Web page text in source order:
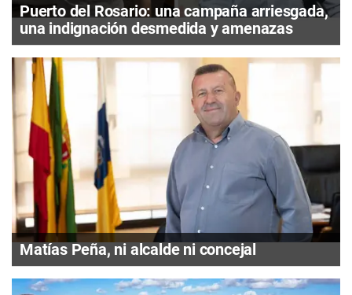
Puerto del Rosario: una campaña arriesgada,
una indignación desmedida y amenazas
Matías Peña, ni alcalde ni concejal